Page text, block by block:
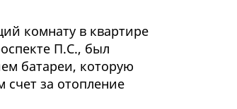
комнату в квартире
П.С., был
батареи, которую
счет за отопление